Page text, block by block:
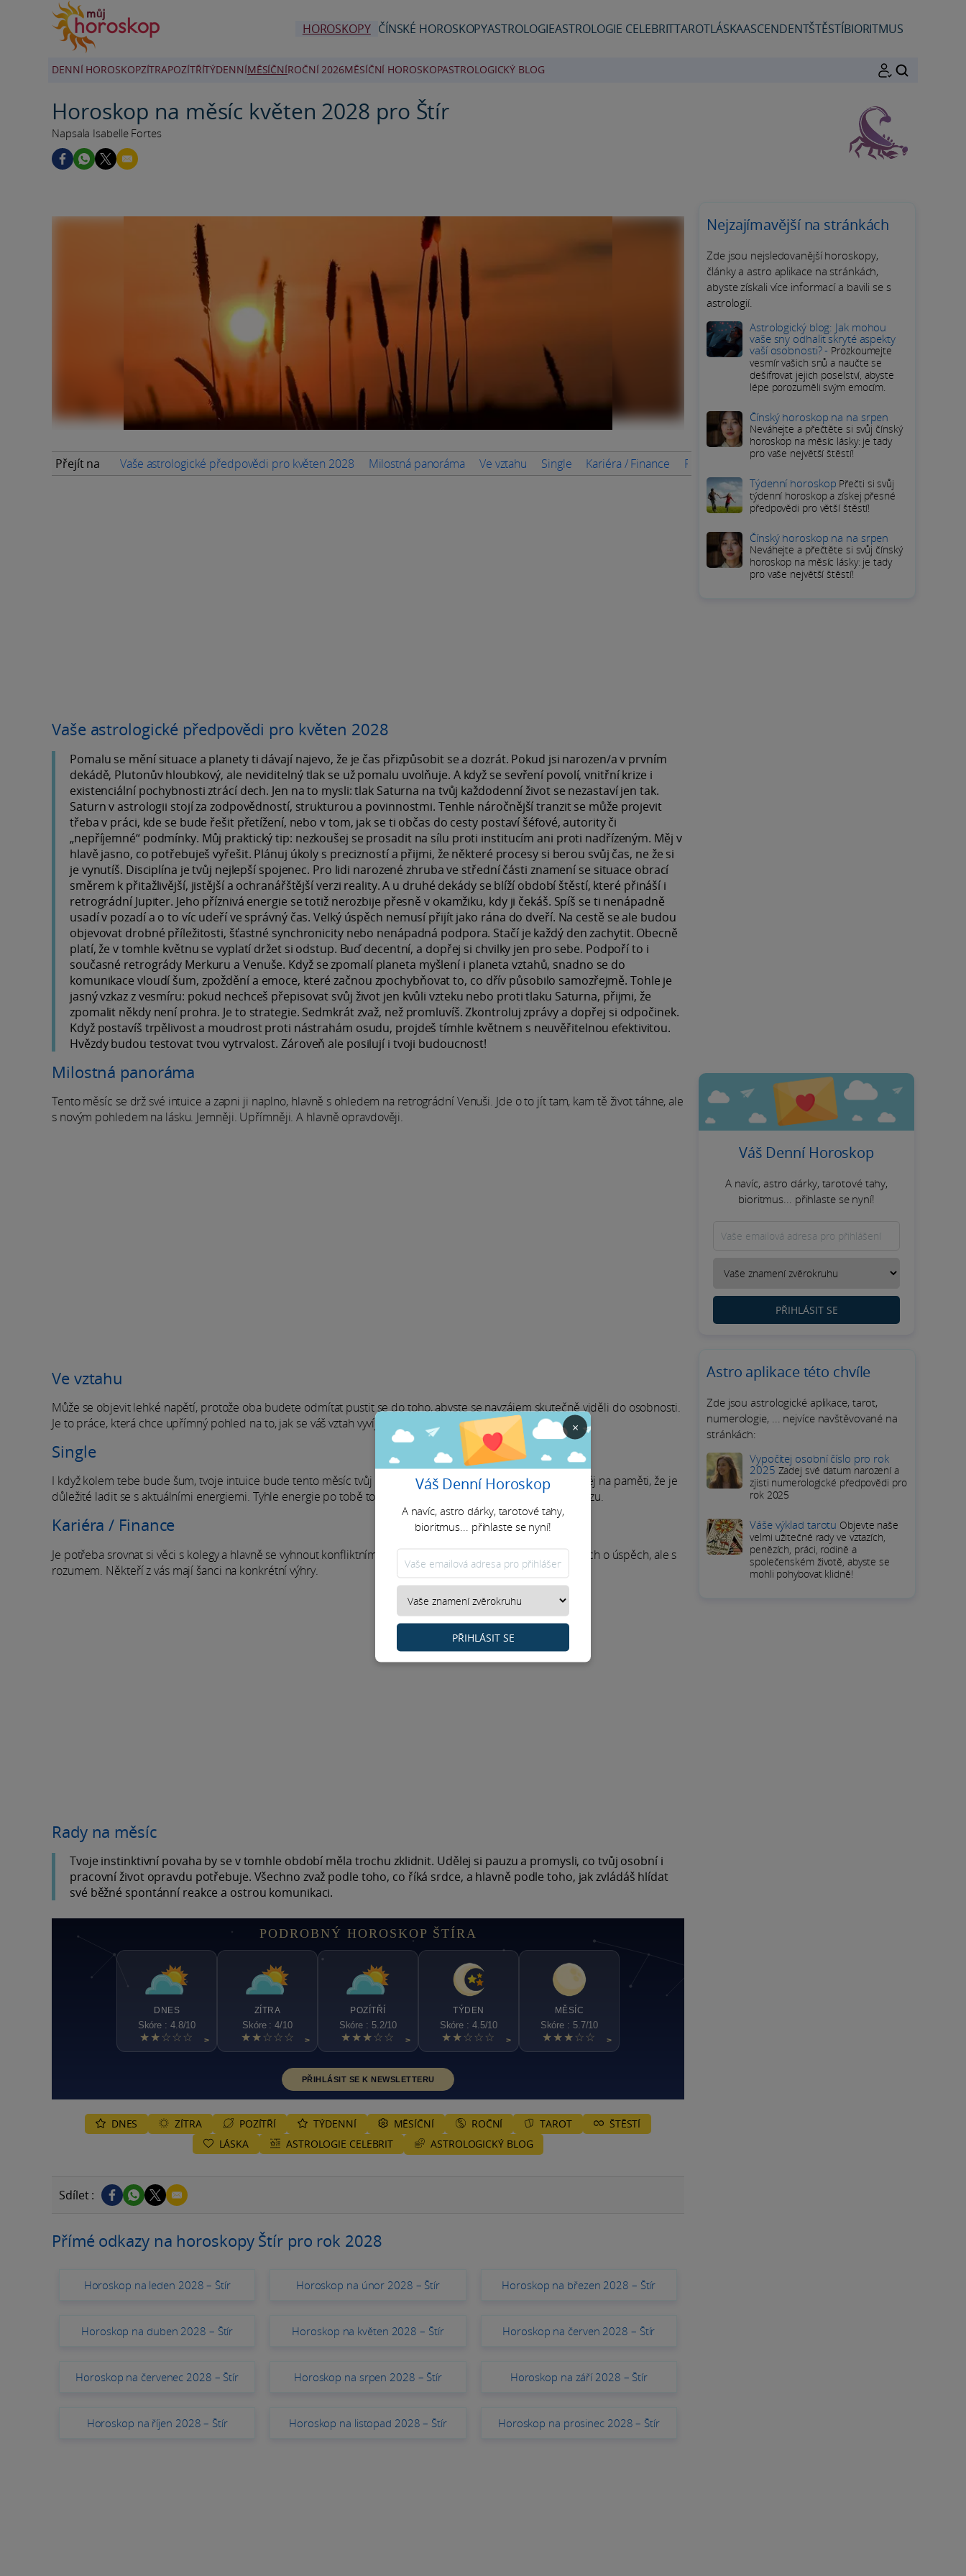
HOROSKOPY ČÍNSKÉ HOROSKOPYASTROLOGIEASTROLOGIE CELEBRITTAROTLÁSKAASCENDENTŠTĚSTÍBIORITMUS
DENNÍ HOROSKOPZÍTRAPOZÍTŘÍTÝDENNÍMĚSÍČNÍROČNÍ 2026MĚSÍČNÍ HOROSKOPASTROLOGICKÝ BLOG
Horoskop na měsíc květen 2028 pro Štír
Napsala Isabelle Fortes
Přejít na Vaše astrologické předpovědi pro květen 2028 Milostná panoráma Ve vztahu Single Kariéra / Finance Rady na měsíc PODROBNÝ HOROSKOP Štíra
Vaše astrologické předpovědi pro květen 2028
Pomalu se mění situace a planety ti dávají najevo, že je čas přizpůsobit se a dozrát. Pokud jsi narozen/a v prvním
dekádě, Plutonův hloubkový, ale neviditelný tlak se už pomalu uvolňuje. A když se sevření povolí, vnitřní krize i
existenciální pochybnosti ztrácí dech. Jen na to mysli: tlak Saturna na tvůj každodenní život se nezastaví jen tak.
Saturn v astrologii stojí za zodpovědností, strukturou a povinnostmi. Tenhle náročnější tranzit se může projevit
třeba v práci, kde se bude řešit přetížení, nebo v tom, jak se ti občas do cesty postaví šéfové, autority či
„nepříjemné“ podmínky. Můj praktický tip: nezkoušej se prosadit na sílu proti institucím ani proti nadřízeným. Měj v
hlavě jasno, co potřebuješ vyřešit. Plánuj úkoly s precizností a přijmi, že některé procesy si berou svůj čas, ne že si
je vynutíš. Disciplína je tvůj nejlepší spojenec. Pro lidi narozené zhruba ve střední části znamení se situace obrací
směrem k přitažlivější, jistější a ochranářštější verzi reality. A u druhé dekády se blíží období štěstí, které přináší i
retrográdní Jupiter. Jeho příznivá energie se totiž nerozbije přesně v okamžiku, kdy ji čekáš. Spíš se ti nenápadně
usadí v pozadí a o to víc udeří ve správný čas. Velký úspěch nemusí přijít jako rána do dveří. Na cestě se ale budou
objevovat drobné příležitosti, šťastné synchronicity nebo nenápadná podpora. Stačí je každý den zachytit. Obecně
platí, že v tomhle květnu se vyplatí držet si odstup. Buď decentní, a dopřej si chvilky jen pro sebe. Podpoří to i
současné retrogrády Merkuru a Venuše. Když se zpomalí planeta myšlení i planeta vztahů, snadno se do
komunikace vloudí šum, zpoždění a emoce, které začnou zpochybňovat to, co dřív působilo samozřejmě. Tohle je
jasný vzkaz z vesmíru: pokud nechceš přepisovat svůj život jen kvůli vzteku nebo proti tlaku Saturna, přijmi, že
zpomalit někdy není prohra. Je to strategie. Sedmkrát zvaž, než promluvíš. Zkontroluj zprávy a dopřej si odpočinek.
Když postavíš trpělivost a moudrost proti nástrahám osudu, projdeš tímhle květnem s neuvěřitelnou efektivitou.
Hvězdy budou testovat tvou vytrvalost. Zároveň ale posilují i tvoji budoucnost!
Milostná panoráma
Tento měsíc se drž své intuice a zapni ji naplno, hlavně s ohledem na retrográdní Venuši. Jde o to jít tam, kam tě život táhne, ale
s novým pohledem na lásku. Jemněji. Upřímněji. A hlavně opravdověji.
Ve vztahu
Může se objevit lehké napětí, protože oba budete odmítat pustit se do toho, abyste se navzájem skutečně viděli do osobnosti.
Je to práce, která chce upřímný pohled na to, jak se váš vztah vyvíjí a co z něj může být už teď.
Single
I když kolem tebe bude šum, tvoje intuice bude tento měsíc tvůj nejlepší kompas. Když dojde na setkání, měj na paměti, že je
důležité ladit se s aktuálními energiemi. Tyhle energie po tobě totiž nechtějí, abys podlehl/a každému impulzu.
Kariéra / Finance
Je potřeba srovnat si věci s kolegy a hlavně se vyhnout konfliktním situacím. Zkus se prosadit i v menších hrách o úspěch, ale s
rozumem. Někteří z vás mají šanci na konkrétní výhry.
Rady na měsíc
Tvoje instinktivní povaha by se v tomhle období měla trochu zklidnit. Udělej si pauzu a promysli, co tvůj osobní i
pracovní život opravdu potřebuje. Všechno zvaž podle toho, co říká srdce, a hlavně podle toho, jak zvládáš hlídat
své běžné spontánní reakce a ostrou komunikaci.
PODROBNÝ HOROSKOP ŠTÍRA
DNES
Skóre : 4.8/10
★★☆☆☆ >
ZÍTRA
Skóre : 4/10
★★☆☆☆ >
POZÍTŘÍ
Skóre : 5.2/10
★★★☆☆ >
TÝDEN
Skóre : 4.5/10
★★☆☆☆ >
MĚSÍC
Skóre : 5.7/10
★★★☆☆ >
PŘIHLÁSIT SE K NEWSLETTERU
DNES ZÍTRA POZÍTŘÍ TÝDENNÍ MĚSÍČNÍ ROČNÍ TAROT
ŠTĚSTÍ
LÁSKA
ASTROLOGIE CELEBRIT ASTROLOGICKÝ BLOG
Sdílet :
Přímé odkazy na horoskopy Štír pro rok 2028
Horoskop na leden 2028 – Štír Horoskop na únor 2028 – Štír Horoskop na březen 2028 – Štír
Horoskop na duben 2028 – Štír Horoskop na květen 2028 – Štír Horoskop na červen 2028 – Štír
Horoskop na červenec 2028 – Štír Horoskop na srpen 2028 – Štír Horoskop na září 2028 – Štír
Horoskop na říjen 2028 – Štír Horoskop na listopad 2028 – Štír Horoskop na prosinec 2028 – Štír
Nejzajímavější na stránkách
Zde jsou nejsledovanější horoskopy,
články a astro aplikace na stránkách,
abyste získali více informací a bavili se s
astrologií.
Astrologický blog: Jak mohou
vaše sny odhalit skryté aspekty
vaší osobnosti? - Prozkoumejte
vesmír vašich snů a naučte se
dešifrovat jejich poselství, abyste
lépe porozuměli svým emocím.
Čínský horoskop na na srpen
Neváhejte a přečtěte si svůj čínský
horoskop na měsíc lásky: je tady
pro vaše největší štěstí!
Týdenní horoskop Přečti si svůj
týdenní horoskop a získej přesné
předpovědi pro větší štěstí!
Čínský horoskop na na srpen
Neváhejte a přečtěte si svůj čínský
horoskop na měsíc lásky: je tady
pro vaše největší štěstí!
Váš Denní Horoskop
A navíc, astro dárky, tarotové tahy,
bioritmus... přihlaste se nyní!
PŘIHLÁSIT SE
Astro aplikace této chvíle
Zde jsou astrologické aplikace, tarot,
numerologie, ... nejvíce navštěvované na
stránkách:
Vypočítej osobní číslo pro rok
2025 Zadej své datum narození a
zjisti numerologické předpovědi pro
rok 2025
Váše výklad tarotu Objevte naše
velmi užitečné rady ve vztazích,
penězích, práci, rodině a
společenském životě, abyste se
mohli pohybovat klidně!
×
Váš Denní Horoskop
A navíc, astro dárky, tarotové tahy,
bioritmus... přihlaste se nyní!
PŘIHLÁSIT SE